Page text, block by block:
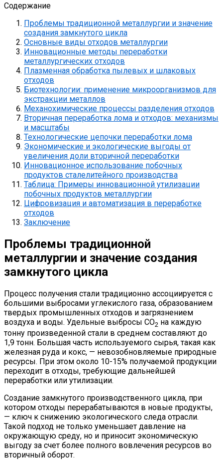
Содержание
Проблемы традиционной металлургии и значение
создания замкнутого цикла
Основные виды отходов металлургии
Инновационные методы переработки
металлургических отходов
Плазменная обработка пылевых и шлаковых
отходов
Биотехнологии: применение микроорганизмов для
экстракции металлов
Механохимические процессы разделения отходов
Вторичная переработка лома и отходов: механизмы
и масштабы
Технологические цепочки переработки лома
Экономические и экологические выгоды от
увеличения доли вторичной переработки
Инновационное использование побочных
продуктов сталелитейного производства
Таблица: Примеры инновационной утилизации
побочных продуктов металлургии
Цифровизация и автоматизация в переработке
отходов
Заключение
Проблемы традиционной
металлургии и значение создания
замкнутого цикла
Процесс получения стали традиционно ассоциируется с
большими выбросами углекислого газа, образованием
твердых промышленных отходов и загрязнением
воздуха и воды. Удельные выбросы CO2 на каждую
тонну произведенной стали в среднем составляют до
1,9 тонн. Большая часть используемого сырья, такая как
железная руда и кокс, — невозобновляемые природные
ресурсы. При этом около 10-15% получаемой продукции
переходит в отходы, требующие дальнейшей
переработки или утилизации.
Создание замкнутого производственного цикла, при
котором отходы перерабатываются в новые продукты,
— ключ к снижению экологического следа отрасли.
Такой подход не только уменьшает давление на
окружающую среду, но и приносит экономическую
выгоду за счет более полного вовлечения ресурсов во
вторичный оборот.